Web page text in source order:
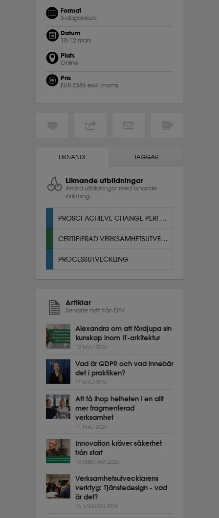
Format
3-dagarskurs
Datum
10-12 mars
Plats
Online
Pris
EUR 3386 exkl. moms
LIKNANDE TAGGAR
Liknande utbildningar
Andra utbildningar med liknande
inriktning.
PROSCI ACHIEVE CHANGE PERFORMANCE
CERTIFIERAD VERKSAMHETSUTVECKLARE
PROCESSUTVECKLING
Artiklar
Senaste nytt från DFK
Alexandra om att fördjupa sin
kunskap inom IT-arkitektur
12 MAJ 2026
Vad är GDPR och vad innebär
det i praktiken?
11 MAJ 2026
Att få ihop helheten i en allt
mer fragmenterad
verksamhet
11 MAJ 2026
Innovation kräver säkerhet
från start
16 FEBRUARI 2026
Verksamhetsutvecklarens
verktyg: Tjänstedesign - vad
är det?
26 JANUARI 2026